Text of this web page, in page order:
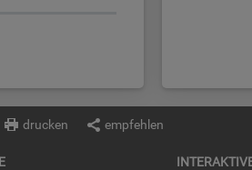
drucken empfehlen